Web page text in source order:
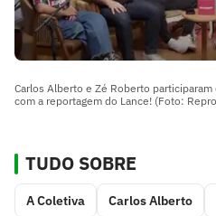
Carlos Alberto e Zé Roberto
com a reportagem do Lance! (Foto:
TUDO SOBRE
A Coletiva Carlos Alberto